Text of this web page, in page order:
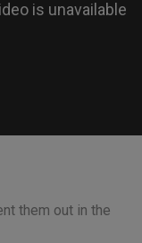
them out in the